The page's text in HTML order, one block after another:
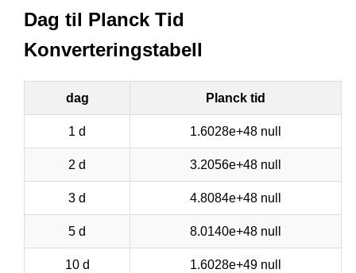
Dag til Planck Tid
Konverteringstabell
dag Planck tid
1 d 1.6028e+48 null
2 d 3.2056e+48 null
3 d 4.8084e+48 null
5 d 8.0140e+48 null
10 d 1.6028e+49 null